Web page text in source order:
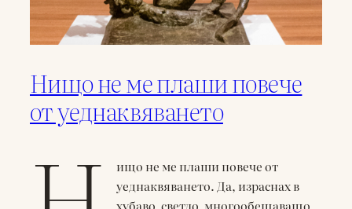
Нищо не ме плаши повече
от уеднаквяването
ищо не ме плаши повече от
уеднаквяването. Да, израснах в
хубаво, светло, многообещаващо